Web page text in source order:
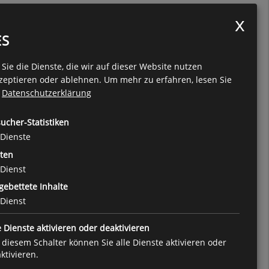
die Dienste, die wir auf dieser Website nutzen
oder ablehnen. Um mehr zu erfahren, lesen Sie
Datenschutzerklärung
Statistiken
Dienste
Dienst
Inhalte
Dienst
Dienste aktivieren oder deaktivieren
Schalter können Sie alle Dienste aktivieren oder